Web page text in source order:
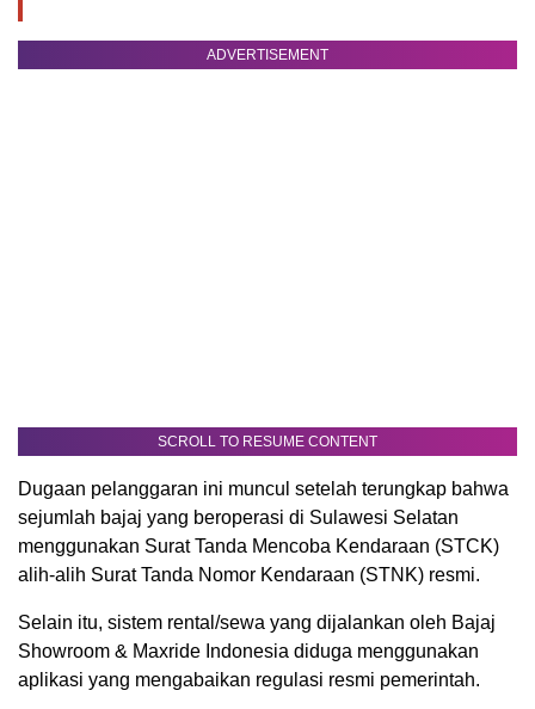
ADVERTISEMENT
SCROLL TO RESUME CONTENT
Dugaan pelanggaran ini muncul setelah terungkap bahwa
sejumlah bajaj yang beroperasi di Sulawesi Selatan
menggunakan Surat Tanda Mencoba Kendaraan (STCK)
alih-alih Surat Tanda Nomor Kendaraan (STNK) resmi.
Selain itu, sistem rental/sewa yang dijalankan oleh Bajaj
Showroom & Maxride Indonesia diduga menggunakan
aplikasi yang mengabaikan regulasi resmi pemerintah.